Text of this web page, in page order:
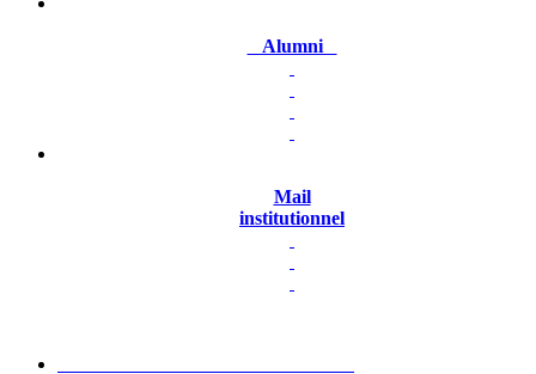
Alumni
Mail
institutionnel